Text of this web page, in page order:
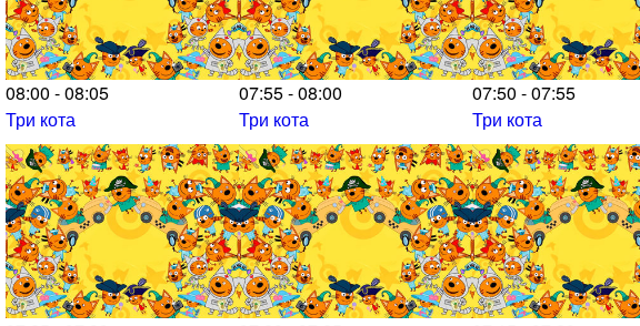
08:00 - 08:05
Три кота
07:55 - 08:00
Три кота
07:50 - 07:55
Три кота